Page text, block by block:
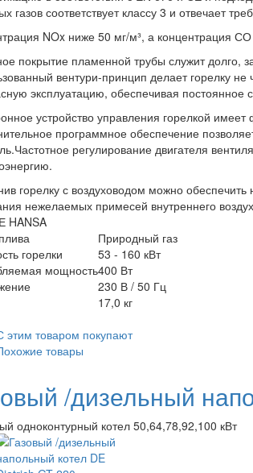
газов соответствует классу 3 и отвечает
NOx ниже 50 мг/м³, а концентрация
покрытие пламенной трубы служит долго,
вентури-принцип делает горелку
эксплуатацию, обеспечивая постоянное
устройство управления горелкой
программное обеспечение
регулирование двигателя
горелку с воздуховодом можно
нежелаемых примесей внутреннего
HANSA
Природный газ
горелки
53 - 160 кВт
мощность400 Вт
230 В / 50 Гц
17,0 кг
этим товаром покупают
товары
/дизельный
одноконтурный котел 50,64,78,92,100 кВт